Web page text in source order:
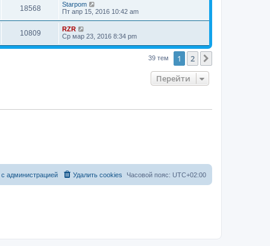
18568
Starpom
Пт апр 15, 2016 10:42 am
10809
RZR
Ср мар 23, 2016 8:34 pm
39 тем 1 2
Перейти
Часовой пояс: UTC+02:00
Удалить cookies
администрацией